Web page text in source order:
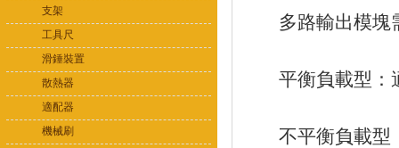
支架
工具尺
滑錘裝置
散熱器
適配器
機械刷
多路輸出模塊
平衡負載型：適
不平衡負載型：